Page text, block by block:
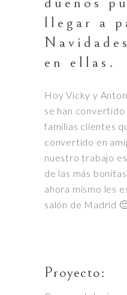
llegar a
en ellas.
Hoy Vicky y
se han convertido
familias clientes
convertido en
nuestro trabajo
de las más
ahora mismo les
salón de Madrid
Proyecto: